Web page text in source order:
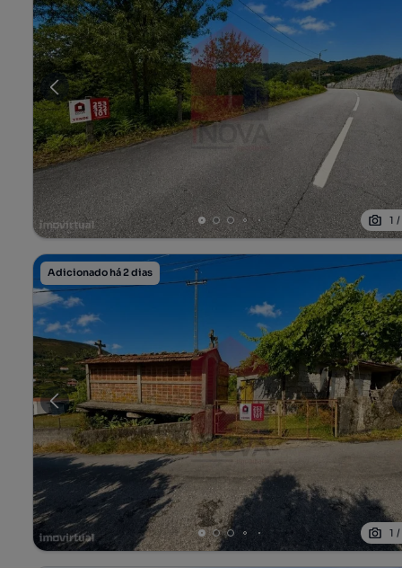
1
Adicionado há 2 dias
1